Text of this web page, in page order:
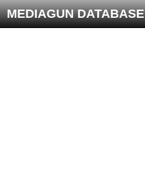
MEDIAGUN DATABASE